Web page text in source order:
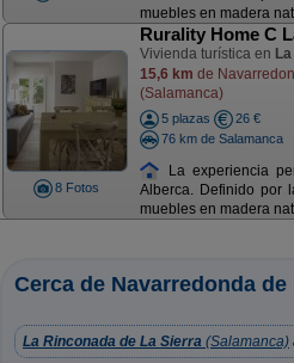
muebles en madera
8 Fotos
Rurality Home C
Vivienda turística en
15,6 km de
(Salamanca)
5 plazas
26 €
76 km de Salamanca
La experiencia
Alberca. Definido por
muebles en madera
Cerca de Navarredonda
La Rinconada de La Sierra (Salamanca)